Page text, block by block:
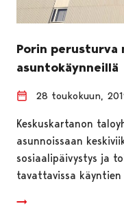
Porin perusturva
asuntokäynneillä
28 toukokuun,
Keskuskartanon
asunnoissaan
sosiaalipäivystys ja
tavattavissa